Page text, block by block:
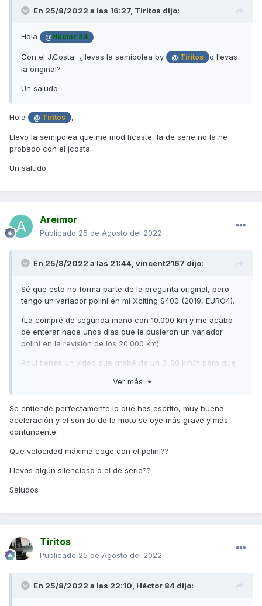
En 25/8/2022 a las 16:27, Tiritos dijo:
Hola @ Héctor 84
Con el J.Costa ¿llevas la semipolea by @ Tiritos
o llevas
la original?
Un saludo
Hola @ Tiritos ,
Llevo la semipolea que me modificaste, la de serie no la he
probado con el jcosta.
Un saludo
Areimor
Publicado 25 de Agosto del 2022
En 25/8/2022 a las 21:44, vincent2167 dijo:
Sé que esto no forma parte de la pregunta original, pero
tengo un variador polini en mi Xciting S400 (2019, EURO4).
(La compré de segunda mano con 10.000 km y me acabo
de enterar hace unos días que le pusieron un variador
polini en la revisión de los 20.000 km).
Aquí tienes un vídeo que grabé de un 0-80 km/h para que
https://www.youtube.com/watch?v=2tZ7A_Cm3v0
(Estoy utilizando una herramienta de traducción automática,
así que espero que lo que he escrito tenga sentido.)
Ver más
Se entiende perfectamente lo que has escrito, muy buena
aceleración y el sonido de la moto se oye más grave y más
contundente.
Que velocidad máxima coge con el polini??
Llevas algún silencioso o el de serie??
Saludos
Tiritos
Publicado 25 de Agosto del 2022
En 25/8/2022 a las 22:10, Héctor 84 dijo: